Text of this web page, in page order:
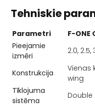
Tehniskie
Parametri
F-ONE
Pieejamie
izmēri
2.0, 2.5,
Konstrukcija
Vienas
wing
Tīklojuma
sistēma
Double